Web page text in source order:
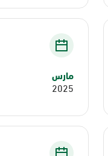
مارس
2025